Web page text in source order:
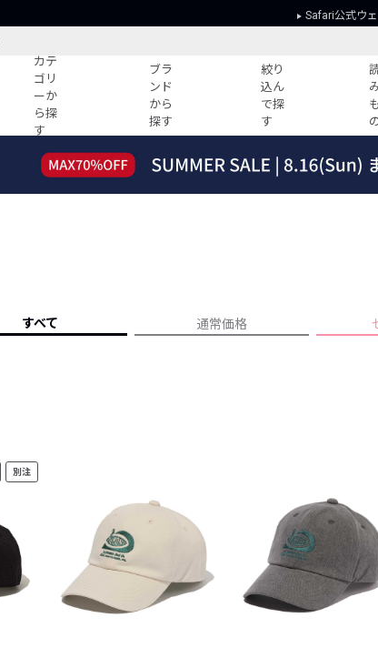
Safari公式ウ
カテ
ゴリ
ーか
ら探
す
ブラ
ンド
から
探す
絞り
込ん
で探
す
も
すべての記事
人気記事ランキング
セールおすすめアイテム
人気アイテム TOP 15
プラ
すべて 通常価格
別注